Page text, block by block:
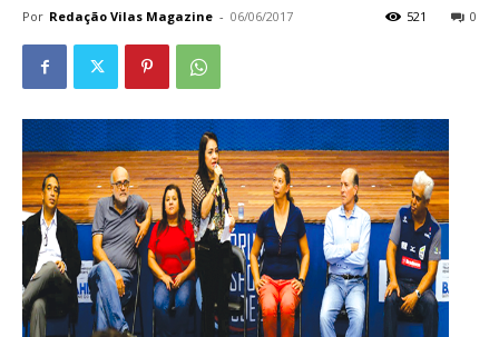
Por Redação Vilas Magazine - 06/06/2017 0
521